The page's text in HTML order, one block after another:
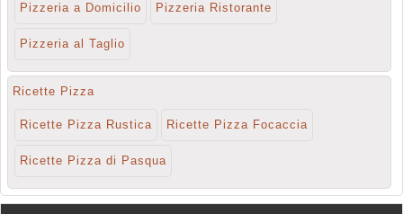
Pizzeria a Domicilio Pizzeria Ristorante
Pizzeria al Taglio
Ricette Pizza
Ricette Pizza Rustica Ricette Pizza Focaccia
Ricette Pizza di Pasqua